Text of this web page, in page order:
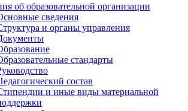
об образовательной организации
сведения
и органы управления
стандарты
состав
и иные виды материальной